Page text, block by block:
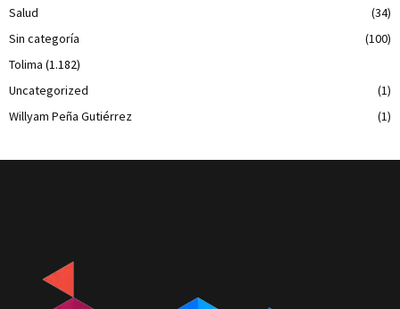
Salud
(34)
Sin categoría
(100)
Tolima (1.182)
Uncategorized
(1)
Willyam Peña Gutiérrez
(1)